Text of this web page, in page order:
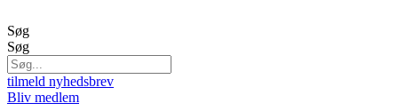
til
indhold
Søg
Søg
tilmeld nyhedsbrev
Bliv medlem